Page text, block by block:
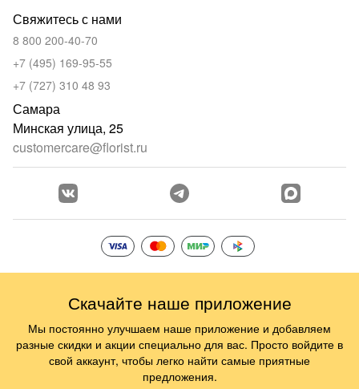
Свяжитесь с нами
8 800 200-40-70
+7 (495) 169-95-55
+7 (727) 310 48 93
Самара
Минская улица, 25
customercare@florist.ru
Скачайте наше приложение
Мы постоянно улучшаем наше приложение и добавляем
разные скидки и акции специально для вас. Просто войдите в
свой аккаунт, чтобы легко найти самые приятные
предложения.